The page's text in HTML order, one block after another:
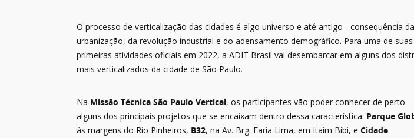
O processo de verticalização das cidades é algo universo e até antigo - consequência da
urbanização, da revolução industrial e do adensamento demográfico. Para uma de suas
primeiras atividades oficiais em 2022, a ADIT Brasil vai desembarcar em alguns dos
mais verticalizados da cidade de São Paulo.
Na Missão Técnica São Paulo Vertical, os participantes vão poder conhecer de perto
alguns dos principais projetos que se encaixam dentro dessa característica: Parque
às margens do Rio Pinheiros, B32, na Av. Brg. Faria Lima, em Itaim Bibi, e Cidade